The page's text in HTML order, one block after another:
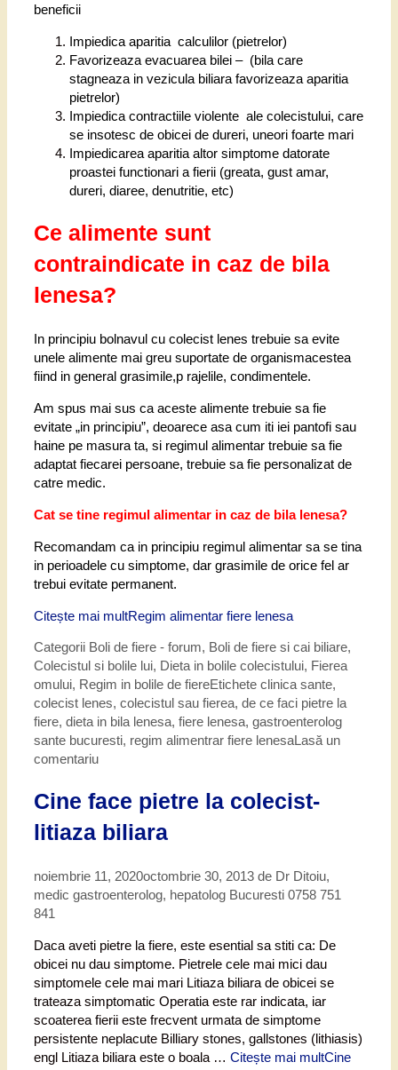
beneficii
Impiedica aparitia calculilor (pietrelor)
Favorizeaza evacuarea bilei – (bila care
stagneaza in vezicula biliara favorizeaza aparitia
pietrelor)
Impiedica contractiile violente ale colecistului, care
se insotesc de obicei de dureri, uneori foarte mari
Impiedicarea aparitia altor simptome datorate
proastei functionari a fierii (greata, gust amar,
dureri, diaree, denutritie, etc)
Ce alimente sunt
contraindicate in caz de bila
lenesa?
In principiu bolnavul cu colecist lenes trebuie sa evite
unele alimente mai greu suportate de organismacestea
fiind in general grasimile,p rajelile, condimentele.
Am spus mai sus ca aceste alimente trebuie sa fie
evitate „in principiu”, deoarece asa cum iti iei pantofi sau
haine pe masura ta, si regimul alimentar trebuie sa fie
adaptat fiecarei persoane, trebuie sa fie personalizat de
catre medic.
Cat se tine regimul alimentar in caz de bila lenesa?
Recomandam ca in principiu regimul alimentar sa se tina
in perioadele cu simptome, dar grasimile de orice fel ar
trebui evitate permanent.
Citește mai multRegim alimentar fiere lenesa
Categorii Boli de fiere - forum, Boli de fiere si cai biliare,
Colecistul si bolile lui, Dieta in bolile colecistului, Fierea
omului, Regim in bolile de fiereEtichete clinica sante,
colecist lenes, colecistul sau fierea, de ce faci pietre la
fiere, dieta in bila lenesa, fiere lenesa, gastroenterolog
sante bucuresti, regim alimentrar fiere lenesaLasă un
comentariu
Cine face pietre la colecist-
litiaza biliara
noiembrie 11, 2020octombrie 30, 2013 de Dr Ditoiu,
medic gastroenterolog, hepatolog Bucuresti 0758 751
841
Daca aveti pietre la fiere, este esential sa stiti ca: De
obicei nu dau simptome. Pietrele cele mai mici dau
simptomele cele mai mari Litiaza biliara de obicei se
trateaza simptomatic Operatia este rar indicata, iar
scoaterea fierii este frecvent urmata de simptome
persistente neplacute Billiary stones, gallstones (lithiasis)
engl Litiaza biliara este o boala … Citește mai multCine